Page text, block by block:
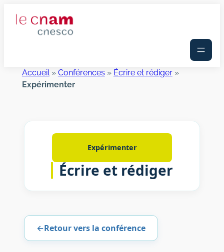
Accueil» Conférences» Écrire et rédiger»
Expérimenter
Expérimenter
Écrire et rédiger
←Retour vers la conférence